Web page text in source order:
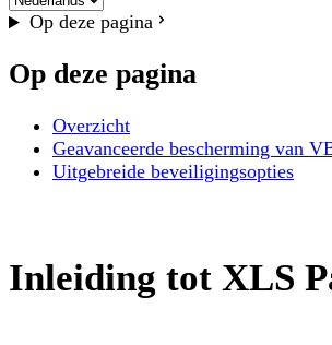
Op deze pagina
Op deze pagina
Overzicht
Geavanceerde bescherming van
Uitgebreide beveiligingsopties
Inleiding tot XLS